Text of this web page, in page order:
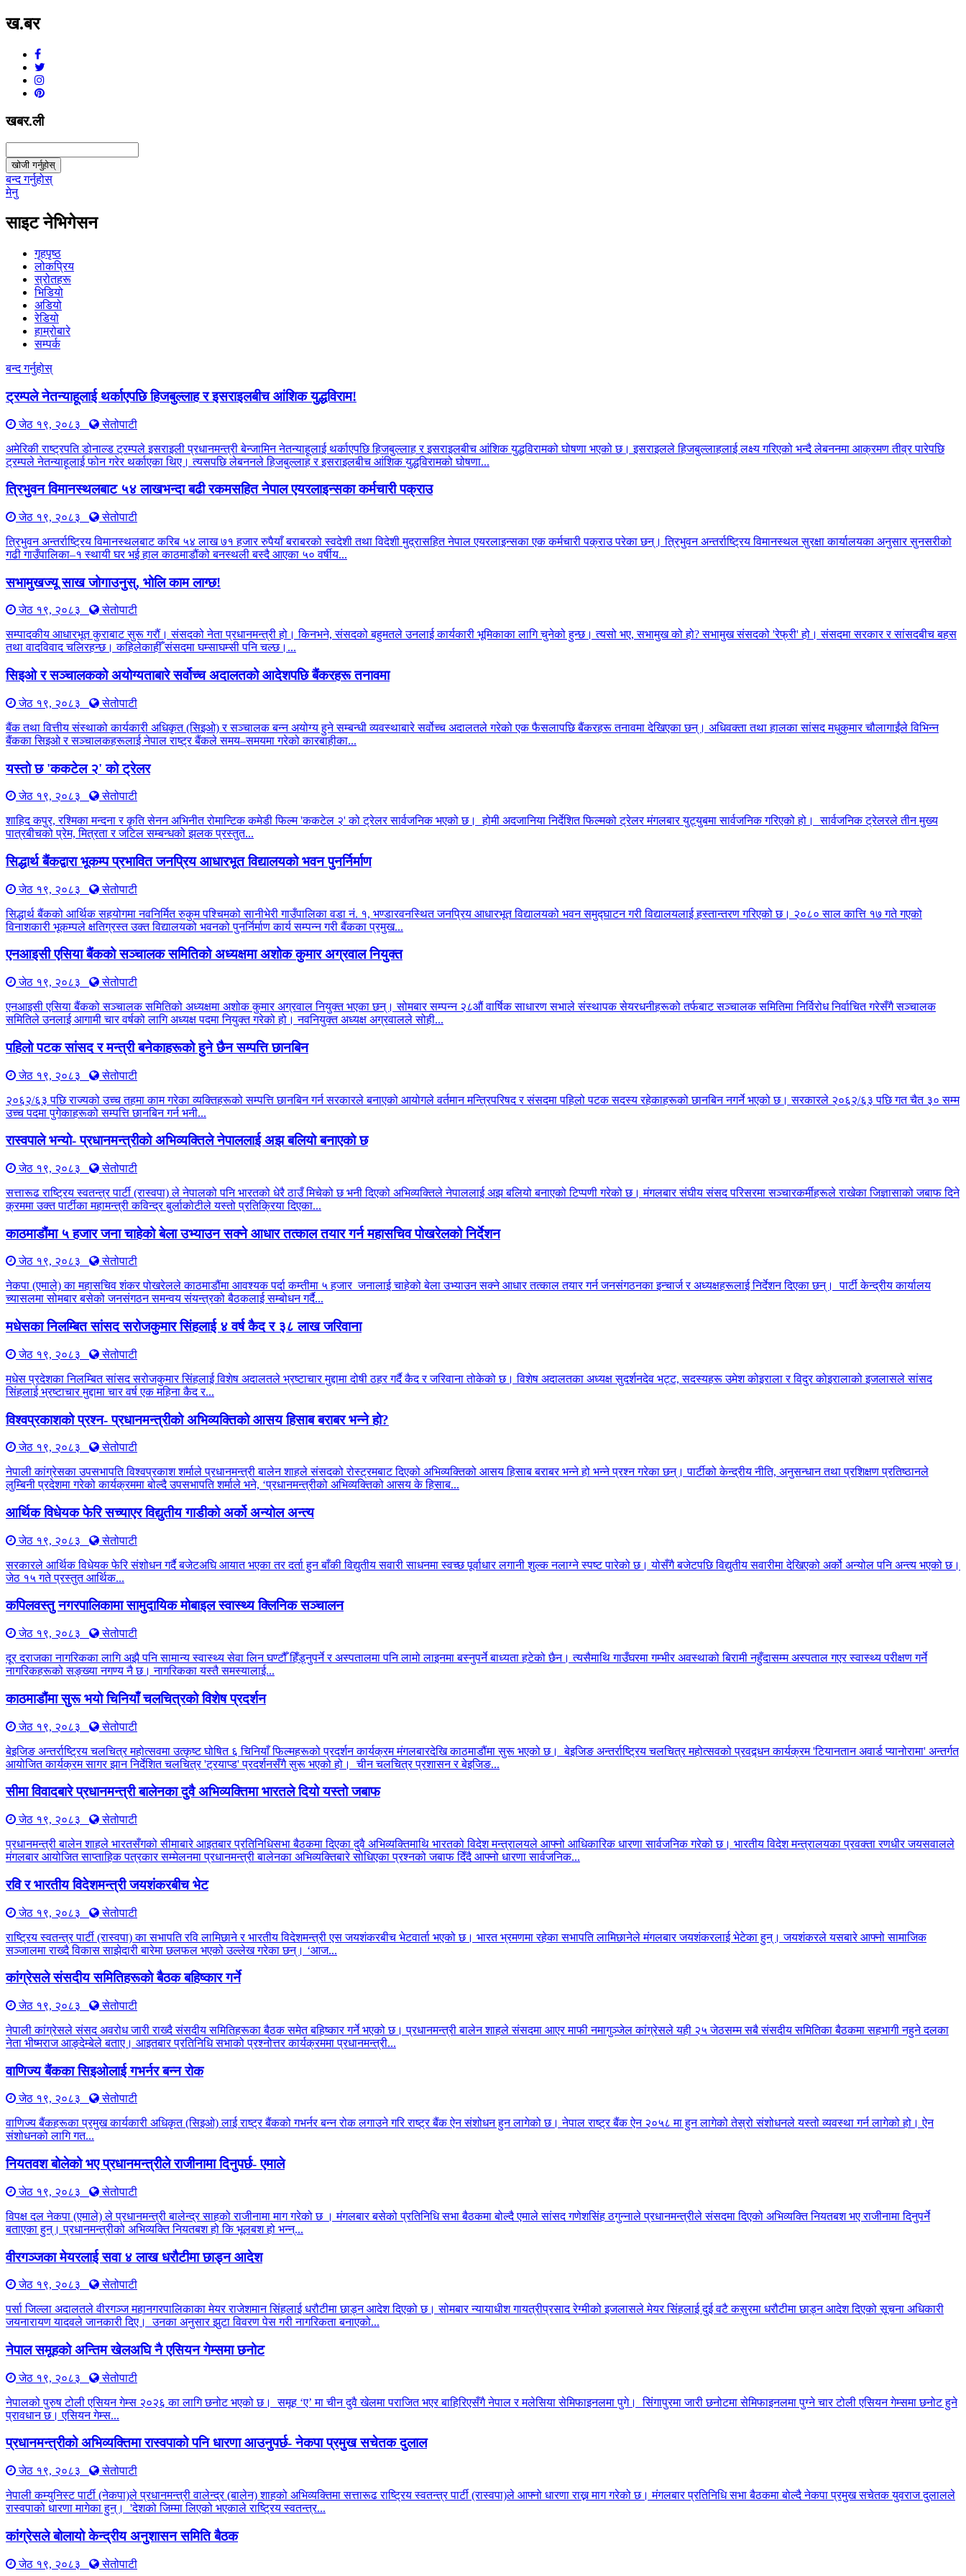
ख.बर
खबर.ली
खोजी गर्नुहोस्
बन्द गर्नुहोस्
मेनु
साइट नेभिगेसन
गृहपृष्ठ
लोकप्रिय
स्रोतहरू
भिडियो
अडियो
रेडियो
हाम्रोबारे
सम्पर्क
बन्द गर्नुहोस्
ट्रम्पले नेतन्याहूलाई थर्काएपछि हिजबुल्लाह र इसराइलबीच आंशिक युद्धविराम!
जेठ १९, २०८३
सेतोपाटी
अमेरिकी राष्ट्रपति डोनाल्ड ट्रम्पले इसराइली प्रधानमन्त्री बेन्जामिन नेतन्याहूलाई थर्काएपछि हिजबुल्लाह र इसराइलबीच आंशिक युद्धविरामको घोषणा भएको छ। इसराइलले हिजबुल्लाहलाई लक्ष्य गरिएको भन्दै लेबननमा आक्रमण तीव्र पारेपछि
ट्रम्पले नेतन्याहूलाई फोन गरेर थर्काएका थिए। त्यसपछि लेबननले हिजबुल्लाह र इसराइलबीच आंशिक युद्धविरामको घोषणा...
त्रिभुवन विमानस्थलबाट ५४ लाखभन्दा बढी रकमसहित नेपाल एयरलाइन्सका कर्मचारी पक्राउ
जेठ १९, २०८३
सेतोपाटी
त्रिभुवन अन्तर्राष्ट्रिय विमानस्थलबाट करिब ५४ लाख ७१ हजार रुपैयाँ बराबरको स्वदेशी तथा विदेशी मुद्रासहित नेपाल एयरलाइन्सका एक कर्मचारी पक्राउ परेका छन्। त्रिभुवन अन्तर्राष्ट्रिय विमानस्थल सुरक्षा कार्यालयका अनुसार सुनसरीको
गढी गाउँपालिका–१ स्थायी घर भई हाल काठमाडौंको बनस्थली बस्दै आएका ५० वर्षीय...
सभामुखज्यू साख जोगाउनुस्, भोलि काम लाग्छ!
जेठ १९, २०८३
सेतोपाटी
सम्पादकीय आधारभूत कुराबाट सुरू गरौं। संसदको नेता प्रधानमन्त्री हो। किनभने, संसदको बहुमतले उनलाई कार्यकारी भूमिकाका लागि चुनेको हुन्छ। त्यसो भए, सभामुख को हो? सभामुख संसदको 'रेफ्री' हो। संसदमा सरकार र सांसदबीच बहस
तथा वादविवाद चलिरहन्छ। कहिलेकाहीँ संसदमा घम्साघम्सी पनि चल्छ।...
सिइओ र सञ्चालकको अयोग्यताबारे सर्वोच्च अदालतको आदेशपछि बैंकरहरू तनावमा
जेठ १९, २०८३
सेतोपाटी
बैंक तथा वित्तीय संस्थाको कार्यकारी अधिकृत (सिइओ) र सञ्चालक बन्न अयोग्य हुने सम्बन्धी व्यवस्थाबारे सर्वोच्च अदालतले गरेको एक फैसलापछि बैंकरहरू तनावमा देखिएका छन्। अधिवक्ता तथा हालका सांसद मधुकुमार चौलागाईंले विभिन्न
बैंकका सिइओ र सञ्चालकहरूलाई नेपाल राष्ट्र बैंकले समय–समयमा गरेको कारबाहीका...
यस्तो छ 'ककटेल २' को ट्रेलर
जेठ १९, २०८३
सेतोपाटी
शाहिद कपुर, रश्मिका मन्दना र कृति सेनन अभिनीत रोमान्टिक कमेडी फिल्म 'ककटेल २' को ट्रेलर सार्वजनिक भएको छ। होमी अदजानिया निर्देशित फिल्मको ट्रेलर मंगलबार युट्युबमा सार्वजनिक गरिएको हो। सार्वजनिक ट्रेलरले तीन मुख्य
पात्रबीचको प्रेम, मित्रता र जटिल सम्बन्धको झलक प्रस्तुत...
सिद्धार्थ बैंकद्वारा भूकम्प प्रभावित जनप्रिय आधारभूत विद्यालयको भवन पुनर्निर्माण
जेठ १९, २०८३
सेतोपाटी
सिद्धार्थ बैंकको आर्थिक सहयोगमा नवनिर्मित रुकुम पश्चिमको सानीभेरी गाउँपालिका वडा नं. १, भण्डारवनस्थित जनप्रिय आधारभूत विद्यालयको भवन समुद्घाटन गरी विद्यालयलाई हस्तान्तरण गरिएको छ। २०८० साल कात्ति १७ गते गएको
विनाशकारी भूकम्पले क्षतिग्रस्त उक्त विद्यालयको भवनको पुनर्निर्माण कार्य सम्पन्न गरी बैंकका प्रमुख...
एनआइसी एसिया बैंकको सञ्चालक समितिको अध्यक्षमा अशोक कुमार अग्रवाल नियुक्त
जेठ १९, २०८३
सेतोपाटी
एनआइसी एसिया बैंकको सञ्चालक समितिको अध्यक्षमा अशोक कुमार अग्रवाल नियुक्त भएका छन्। सोमबार सम्पन्न २८औं वार्षिक साधारण सभाले संस्थापक सेयरधनीहरूको तर्फबाट सञ्चालक समितिमा निर्विरोध निर्वाचित गरेसँगै सञ्चालक
समितिले उनलाई आगामी चार वर्षको लागि अध्यक्ष पदमा नियुक्त गरेको हो। नवनियुक्त अध्यक्ष अग्रवालले सोही...
पहिलो पटक सांसद र मन्त्री बनेकाहरूको हुने छैन सम्पत्ति छानबिन
जेठ १९, २०८३
सेतोपाटी
२०६२/६३ पछि राज्यको उच्च तहमा काम गरेका व्यक्तिहरूको सम्पत्ति छानबिन गर्न सरकारले बनाएको आयोगले वर्तमान मन्त्रिपरिषद र संसदमा पहिलो पटक सदस्य रहेकाहरूको छानबिन नगर्ने भएको छ। सरकारले २०६२/६३ पछि गत चैत ३० सम्म
उच्च पदमा पुगेकाहरूको सम्पत्ति छानबिन गर्न भनी...
रास्वपाले भन्यो- प्रधानमन्त्रीको अभिव्यक्तिले नेपाललाई अझ बलियो बनाएको छ
जेठ १९, २०८३
सेतोपाटी
सत्तारूढ राष्ट्रिय स्वतन्त्र पार्टी (रास्वपा) ले नेपालको पनि भारतको धेरै ठाउँ मिचेको छ भनी दिएको अभिव्यक्तिले नेपाललाई अझ बलियो बनाएको टिप्पणी गरेको छ। मंगलबार संघीय संसद परिसरमा सञ्चारकर्मीहरूले राखेका जिज्ञासाको जबाफ दिने
क्रममा उक्त पार्टीका महामन्त्री कविन्द्र बुर्लाकोटीले यस्तो प्रतिक्रिया दिएका...
काठमाडौंमा ५ हजार जना चाहेको बेला उभ्याउन सक्ने आधार तत्काल तयार गर्न महासचिव पोखरेलको निर्देशन
जेठ १९, २०८३
सेतोपाटी
नेकपा (एमाले) का महासचिव शंकर पोखरेलले काठमाडौंमा आवश्यक पर्दा कम्तीमा ५ हजार जनालाई चाहेको बेला उभ्याउन सक्ने आधार तत्काल तयार गर्न जनसंगठनका इन्चार्ज र अध्यक्षहरूलाई निर्देशन दिएका छन्। पार्टी केन्द्रीय कार्यालय
च्यासलमा सोमबार बसेको जनसंगठन समन्वय संयन्त्रको बैठकलाई सम्बोधन गर्दै...
मधेसका निलम्बित सांसद सरोजकुमार सिंहलाई ४ वर्ष कैद र ३८ लाख जरिवाना
जेठ १९, २०८३
सेतोपाटी
मधेस प्रदेशका निलम्बित सांसद सरोजकुमार सिंहलाई विशेष अदालतले भ्रष्टाचार मुद्दामा दोषी ठहर गर्दै कैद र जरिवाना तोकेको छ। विशेष अदालतका अध्यक्ष सुदर्शनदेव भट्ट, सदस्यहरू उमेश कोइराला र विदुर कोइरालाको इजलासले सांसद
सिंहलाई भ्रष्टाचार मुद्दामा चार वर्ष एक महिना कैद र...
विश्वप्रकाशको प्रश्न- प्रधानमन्त्रीको अभिव्यक्तिको आसय हिसाब बराबर भन्ने हो?
जेठ १९, २०८३
सेतोपाटी
नेपाली कांग्रेसका उपसभापति विश्वप्रकाश शर्माले प्रधानमन्त्री बालेन शाहले संसदको रोस्ट्रमबाट दिएको अभिव्यक्तिको आसय हिसाब बराबर भन्ने हो भन्ने प्रश्न गरेका छन्। पार्टीको केन्द्रीय नीति, अनुसन्धान तथा प्रशिक्षण प्रतिष्ठानले
लुम्बिनी प्रदेशमा गरेको कार्यक्रममा बोल्दै उपसभापति शर्माले भने, ‘प्रधानमन्त्रीको अभिव्यक्तिको आसय के हिसाब...
आर्थिक विधेयक फेरि सच्याएर विद्युतीय गाडीको अर्को अन्योल अन्त्य
जेठ १९, २०८३
सेतोपाटी
सरकारले आर्थिक विधेयक फेरि संशोधन गर्दै बजेटअघि आयात भएका तर दर्ता हुन बाँकी विद्युतीय सवारी साधनमा स्वच्छ पूर्वाधार लगानी शुल्क नलाग्ने स्पष्ट पारेको छ। योसँगै बजेटपछि विद्युतीय सवारीमा देखिएको अर्को अन्योल पनि अन्त्य भएको छ।
जेठ १५ गते प्रस्तुत आर्थिक...
कपिलवस्तु नगरपालिकामा सामुदायिक मोबाइल स्वास्थ्य क्लिनिक सञ्चालन
जेठ १९, २०८३
सेतोपाटी
दूर दराजका नागरिकका लागि अझै पनि सामान्य स्वास्थ्य सेवा लिन घण्टौँ हिँड्नुपर्ने र अस्पतालमा पनि लामो लाइनमा बस्नुपर्ने बाध्यता हटेको छैन। त्यसैमाथि गाउँघरमा गम्भीर अवस्थाको बिरामी नहुँदासम्म अस्पताल गएर स्वास्थ्य परीक्षण गर्ने
नागरिकहरूको सङ्ख्या नगण्य नै छ। नागरिकका यस्तै समस्यालाई...
काठमाडौंमा सुरू भयो चिनियाँ चलचित्रको विशेष प्रदर्शन
जेठ १९, २०८३
सेतोपाटी
बेइजिङ अन्तर्राष्ट्रिय चलचित्र महोत्सवमा उत्कृष्ट घोषित ६ चिनियाँ फिल्महरूको प्रदर्शन कार्यक्रम मंगलबारदेखि काठमाडौंमा सुरू भएको छ। बेइजिङ अन्तर्राष्ट्रिय चलचित्र महोत्सवको प्रवद्र्धन कार्यक्रम 'टियानतान अवार्ड प्यानोरामा' अन्तर्गत
आयोजित कार्यक्रम सागर झान निर्देशित चलचित्र 'ट्रयाप्ड' प्रदर्शनसँगै सुरू भएको हो। चीन चलचित्र प्रशासन र बेइजिङ...
सीमा विवादबारे प्रधानमन्त्री बालेनका दुवै अभिव्यक्तिमा भारतले दियो यस्तो जबाफ
जेठ १९, २०८३
सेतोपाटी
प्रधानमन्त्री बालेन शाहले भारतसँगको सीमाबारे आइतबार प्रतिनिधिसभा बैठकमा दिएका दुवै अभिव्यक्तिमाथि भारतको विदेश मन्त्रालयले आफ्नो आधिकारिक धारणा सार्वजनिक गरेको छ। भारतीय विदेश मन्त्रालयका प्रवक्ता रणधीर जयसवालले
मंगलबार आयोजित साप्ताहिक पत्रकार सम्मेलनमा प्रधानमन्त्री बालेनका अभिव्यक्तिबारे सोधिएका प्रश्नको जबाफ दिँदै आफ्नो धारणा सार्वजनिक...
रवि र भारतीय विदेशमन्त्री जयशंकरबीच भेट
जेठ १९, २०८३
सेतोपाटी
राष्ट्रिय स्वतन्त्र पार्टी (रास्वपा) का सभापति रवि लामिछाने र भारतीय विदेशमन्त्री एस जयशंकरबीच भेटवार्ता भएको छ। भारत भ्रमणमा रहेका सभापति लामिछानेले मंगलबार जयशंकरलाई भेटेका हुन्। जयशंकरले यसबारे आफ्नो सामाजिक
सञ्जालमा राख्दै विकास साझेदारी बारेमा छलफल भएको उल्लेख गरेका छन्। ‘आज...
कांग्रेसले संसदीय समितिहरूकाे बैठक बहिष्कार गर्ने
जेठ १९, २०८३
सेतोपाटी
नेपाली कांग्रेसले संसद अवरोध जारी राख्दै संसदीय समितिहरूका बैठक समेत बहिष्कार गर्ने भएको छ। प्रधानमन्त्री बालेन शाहले संसदमा आएर माफी नमागुञ्जेल कांग्रेसले यही २५ जेठसम्म सबै संसदीय समितिका बैठकमा सहभागी नहुने दलका
नेता भीष्मराज आङ्देम्बेले बताए। आइतबार प्रतिनिधि सभाको प्रश्नोत्तर कार्यक्रममा प्रधानमन्त्री...
वाणिज्य बैंकका सिइओलाई गभर्नर बन्न रोक
जेठ १९, २०८३
सेतोपाटी
वाणिज्य बैंकहरूका प्रमुख कार्यकारी अधिकृत (सिइओ) लाई राष्ट्र बैंकको गभर्नर बन्न रोक लगाउने गरि राष्ट्र बैंक ऐन संशोधन हुन लागेको छ। नेपाल राष्ट्र बैंक ऐन २०५८ मा हुन लागेको तेस्रो संशोधनले यस्तो व्यवस्था गर्न लागेको हो। ऐन
संशोधनको लागि गत...
नियतवश बोलेको भए प्रधानमन्त्रीले राजीनामा दिनुपर्छ- एमाले
जेठ १९, २०८३
सेतोपाटी
विपक्ष दल नेकपा (एमाले) ले प्रधानमन्त्री बालेन्द्र साहको राजीनामा माग गरेको छ । मंगलबार बसेको प्रतिनिधि सभा बैठकमा बोल्दै एमाले सांसद गणेशसिंह ठगुन्नाले प्रधानमन्त्रीले संसदमा दिएको अभिव्यक्ति नियतबश भए राजीनामा दिनुपर्ने
बताएका हुन्। प्रधानमन्त्रीको अभिव्यक्ति नियतबश हो कि भूलबश हो भन्न्...
वीरगञ्जका मेयरलाई सवा ४ लाख धरौटीमा छाड्न आदेश
जेठ १९, २०८३
सेतोपाटी
पर्सा जिल्ला अदालतले वीरगञ्ज महानगरपालिकाका मेयर राजेशमान सिंहलाई धरौटीमा छाड्न आदेश दिएको छ। सोमबार न्यायाधीश गायत्रीप्रसाद रेग्मीको इजलासले मेयर सिंहलाई दुई वटै कसुरमा धरौटीमा छाड्न आदेश दिएको सूचना अधिकारी
जयनारायण यादवले जानकारी दिए। उनका अनुसार झुटा विवरण पेस गरी नागरिकता बनाएको...
नेपाल समूहको अन्तिम खेलअघि नै एसियन गेम्समा छनोट
जेठ १९, २०८३
सेतोपाटी
नेपालको पुरुष टोली एसियन गेम्स २०२६ का लागि छनोट भएको छ। समूह ‘ए’ मा चीन दुवै खेलमा पराजित भएर बाहिरिएसँगै नेपाल र मलेसिया सेमिफाइनलमा पुगे। सिंगापुरमा जारी छनोटमा सेमिफाइनलमा पुग्ने चार टोली एसियन गेम्समा छनोट हुने
प्रावधान छ। एसियन गेम्स...
प्रधानमन्त्रीको अभिव्यक्तिमा रास्वपाको पनि धारणा आउनुपर्छ- नेकपा प्रमुख सचेतक दुलाल
जेठ १९, २०८३
सेतोपाटी
नेपाली कम्युनिस्ट पार्टी (नेकपा)ले प्रधानमन्त्री वालेन्द्र (बालेन) शाहको अभिव्यक्तिमा सत्तारूढ राष्ट्रिय स्वतन्त्र पार्टी (रास्वपा)ले आफ्नो धारणा राख्न माग गरेको छ। मंगलबार प्रतिनिधि सभा बैठकमा बोल्दै नेकपा प्रमुख सचेतक युवराज दुलालले
रास्वपाको धारणा मागेका हुन्। 'देशको जिम्मा लिएको भएकाले राष्ट्रिय स्वतन्त्र...
कांग्रेसले बोलायो केन्द्रीय अनुशासन समिति बैठक
जेठ १९, २०८३ सेतोपाटी